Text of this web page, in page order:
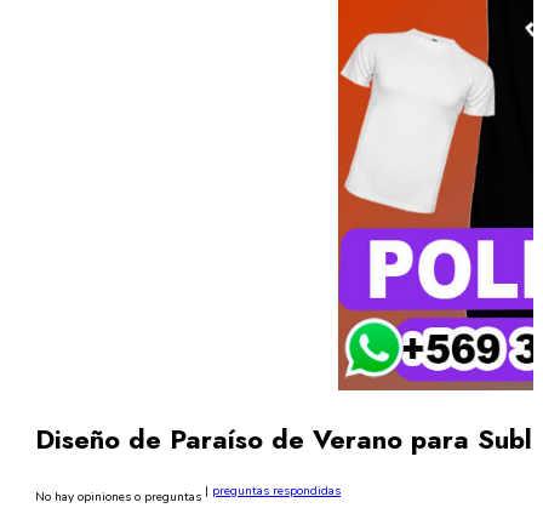
Diseño de Paraíso de Verano para
No hay opiniones o preguntas | preguntas respondidas